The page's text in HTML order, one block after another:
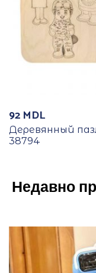
92 MDL
Деревянный
38794
Недавно